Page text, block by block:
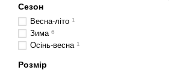
Сезон
Весна-літо 1
Зима 6
Осінь-весна 1
Розмір